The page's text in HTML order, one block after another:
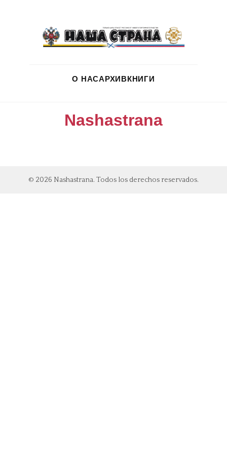
О НАСАРХИВКНИГИ
Nashastrana
© 2026 Nashastrana. Todos los derechos reservados.